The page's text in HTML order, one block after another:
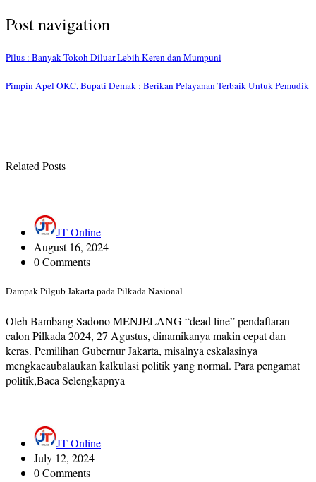
Post navigation
Pilus : Banyak Tokoh Diluar Lebih Keren dan Mumpuni
Pimpin Apel OKC, Bupati Demak : Berikan Pelayanan Terbaik Untuk Pemudik
Related Posts
JT Online
August 16, 2024
0 Comments
Dampak Pilgub Jakarta pada Pilkada Nasional
Oleh Bambang Sadono MENJELANG “dead line” pendaftaran
calon Pilkada 2024, 27 Agustus, dinamikanya makin cepat dan
keras. Pemilihan Gubernur Jakarta, misalnya eskalasinya
mengkacaubalaukan kalkulasi politik yang normal. Para pengamat
politik,Baca Selengkapnya
JT Online
July 12, 2024
0 Comments